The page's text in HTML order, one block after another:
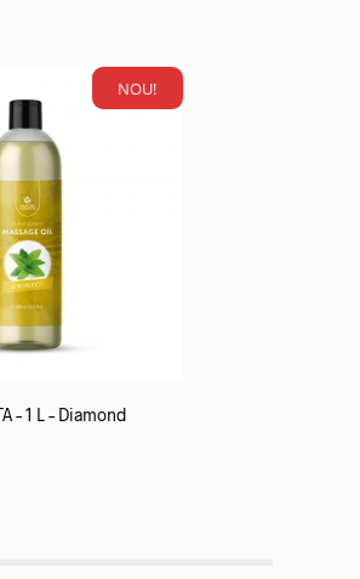
NOU!
– 1 L – Diamond